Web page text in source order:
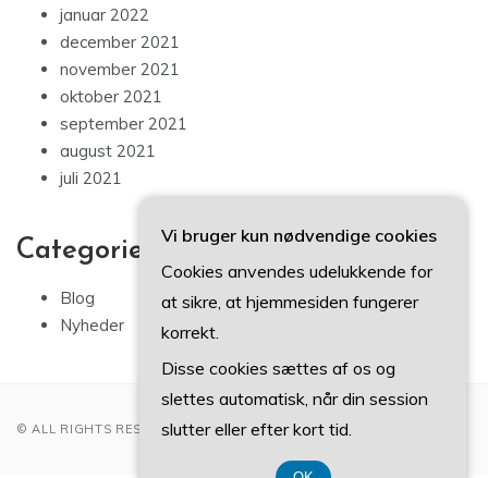
januar 2022
december 2021
november 2021
oktober 2021
september 2021
august 2021
juli 2021
Categories
Blog
Nyheder
© ALL RIGHTS RESERVED 2022
Vi bruger kun nødvendige cookies
Cookies anvendes udelukkende for
at sikre, at hjemmesiden fungerer
korrekt.
Disse cookies sættes af os og
slettes automatisk, når din session
slutter eller efter kort tid.